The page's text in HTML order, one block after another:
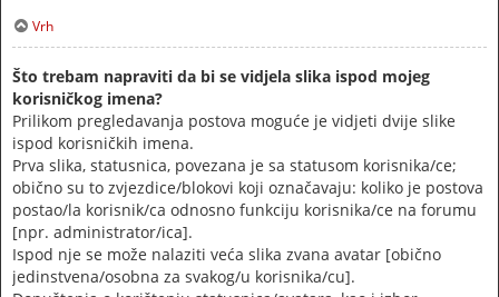
Vrh
Što trebam napraviti da bi se vidjela slika ispod mojeg
korisničkog imena?
Prilikom pregledavanja postova moguće je vidjeti dvije slike
ispod korisničkih imena.
Prva slika, statusnica, povezana je sa statusom korisnika/ce;
obično su to zvjezdice/blokovi koji označavaju: koliko je postova
postao/la korisnik/ca odnosno funkciju korisnika/ce na forumu
[npr. administrator/ica].
Ispod nje se može nalaziti veća slika zvana avatar [obično
jedinstvena/osobna za svakog/u korisnika/cu].